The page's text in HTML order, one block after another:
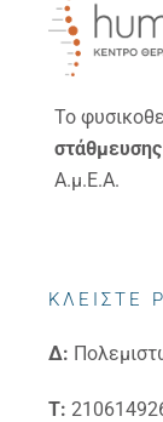
Το
στάθμευσης
Α.μ.Ε.Α.
ΚΛΕΙΣΤΕ
Δ:
Τ: